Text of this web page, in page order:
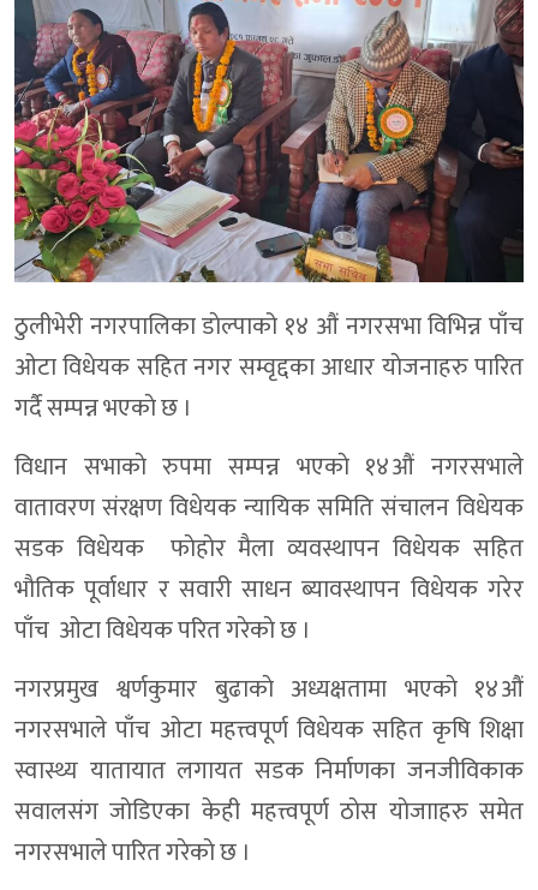
ठुलीभेरी नगरपालिका डाेल्पाको १४ औं नगरसभा विभिन्न पाँच
ओटा विधेयक सहित नगर सम्वृद्दका आधार याेजनाहरु पारित
गर्दै सम्पन्न भएकाे छ ।
विधान सभाकाे रुपमा सम्पन्न भएकाे १४औं नगरसभाले
वातावरण संरक्षण विधेयक न्यायिक समिति संचालन विधेयक
सडक विधेयक फाेहाेर मैला व्यवस्थापन विधेयक सहित
भाैतिक पूर्वाधार र सवारी साधन ब्यावस्थापन विधेयक गरेर
पाँच ओटा विधेयक परित गरेकाे छ ।
नगरप्रमुख श्वर्णकुमार बुढाकाे अध्यक्षतामा भएकाे १४औं
नगरसभाले पाँच ओटा महत्त्वपूर्ण विधेयक सहित कृषि शिक्षा
स्वास्थ्य यातायात लगायत सडक निर्माणका जनजीविकाक
सवालसंग जाेडिएका केही महत्त्वपूर्ण ठाेस याेजााहरु समेत
नगरसभाले पारित गरेकाे छ ।